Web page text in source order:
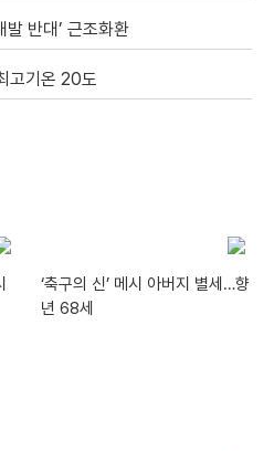
발 반대’ 근조화환
고기온 20도
‘축구의 신’ 메시 아버지 별세…향
년 68세